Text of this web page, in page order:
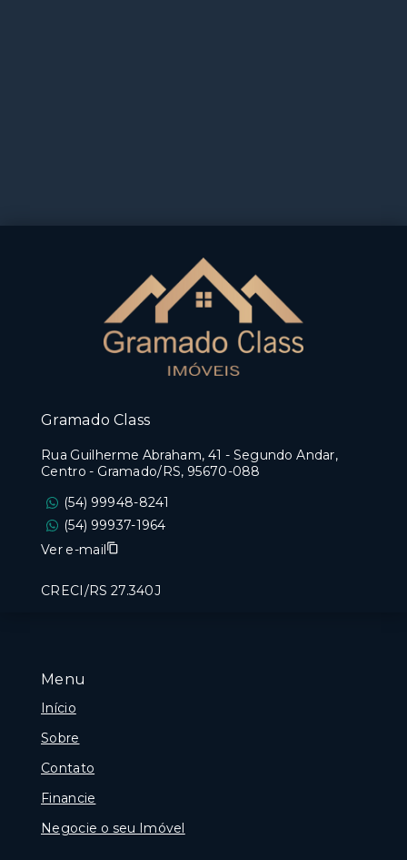
Menu
Início
Sobre
Contato
Financie
Negocie o seu Imóvel
Gramado Class
Rua Guilherme Abraham, 41 - Segundo Andar,
Centro - Gramado/RS, 95670-088
(54) 99948-8241
(54) 99937-1964
Ver e-mail
CRECI/RS 27.340J